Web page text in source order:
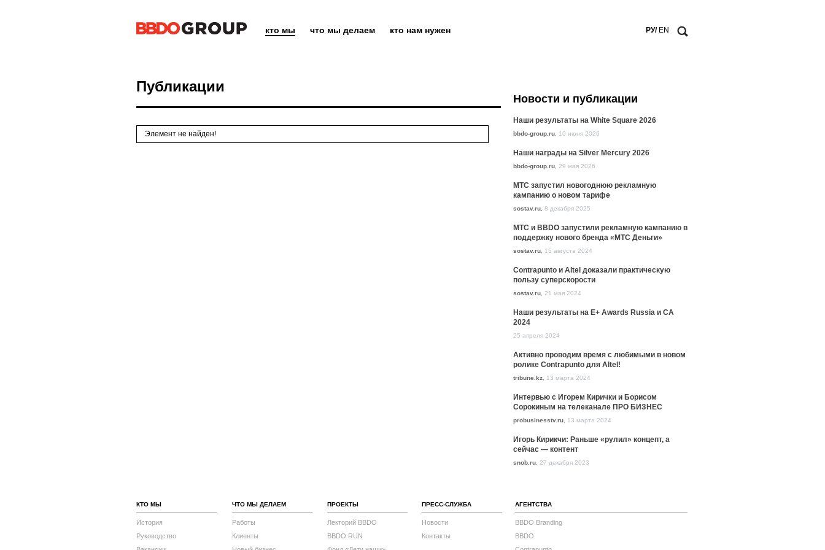
кто мы что мы делаем кто нам нужен РУ/ EN
Публикации
Элемент не найден!
Новости и публикации
Наши результаты на White Square 2026
bbdo-group.ru 10 июня 2026
Наши награды на Silver Mercury 2026
bbdo-group.ru 29 мая 2026
МТС запустил новогоднюю рекламную
кампанию о новом тарифе
sostav.ru 8 декабря 2025
МТС и BBDO запустили рекламную кампанию в
поддержку нового бренда «МТС Деньги»
sostav.ru 15 августа 2024
Contrapunto и Altel доказали практическую
пользу суперскорости
sostav.ru 21 мая 2024
Наши результаты на E+ Awards Russia и CA
2024
25 апреля 2024
Активно проводим время с любимыми в новом
ролике Contrapunto для Altel!
tribune.kz 13 марта 2024
Интервью с Игорем Кирички и Борисом
Сорокиным на телеканале ПРО БИЗНЕС
probusinesstv.ru 13 марта 2024
Игорь Кирикчи: Раньше «рулил» концепт, а
сейчас — контент
snob.ru 27 декабря 2023
КТО МЫ
История
Руководство
ЧТО МЫ ДЕЛАЕМ
Работы
Клиенты
ПРОЕКТЫ
Лекторий BBDO
BBDO RUN
ПРЕСС-СЛУЖБА
Новости
Контакты
АГЕНТСТВА
BBDO Branding
BBDO